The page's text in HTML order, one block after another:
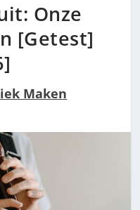
Onze
[Getest]
Maken